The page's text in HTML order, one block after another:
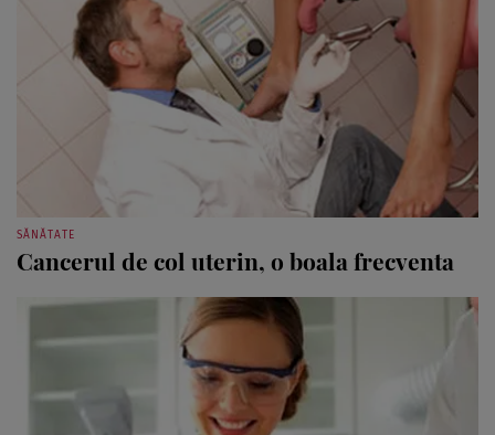
SĂNĂTATE
Cancerul de col uterin, o boala frecventa